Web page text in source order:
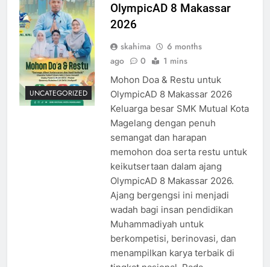
UNCATEGORIZED
OlympicAD 8 Makassar
2026
skahima
6 months
ago
0 1 mins
Mohon Doa & Restu untuk
OlympicAD 8 Makassar 2026
Keluarga besar SMK Mutual Kota
Magelang dengan penuh
semangat dan harapan
memohon doa serta restu untuk
keikutsertaan dalam ajang
OlympicAD 8 Makassar 2026.
Ajang bergengsi ini menjadi
wadah bagi insan pendidikan
Muhammadiyah untuk
berkompetisi, berinovasi, dan
menampilkan karya terbaik di